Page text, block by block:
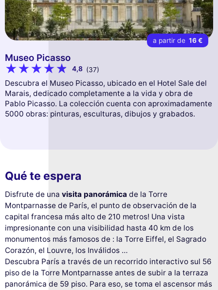
a partir de 16 €
Museo Picasso
4,8 (37)
Descubra el Museo Picasso, ubicado en el Hotel Sale del
Marais, dedicado completamente a la vida y obra de
Pablo Picasso. La colección cuenta con aproximadamente
5000 obras: pinturas, esculturas, dibujos y grabados.
Qué te espera
Disfrute de una visita panorámica de la Torre
Montparnasse de París, el punto de observación de la
capital francesa más alto de 210 metros! Una vista
impresionante con una visibilidad hasta 40 km de los
monumentos más famosos de : la Torre Eiffel, el Sagrado
Corazón, el Louvre, los Inválidos …
Descubra París a través de un recorrido interactivo sul 56
piso de la Torre Montparnasse antes de subir a la terraza
panorámica de 59 piso. Para eso, se toma el ascensor más